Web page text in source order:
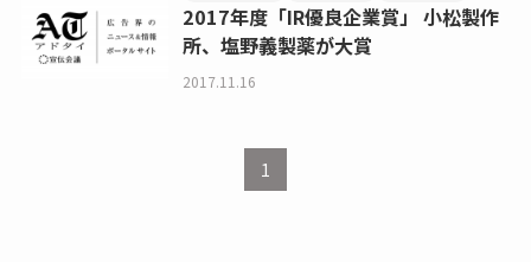
2017年度「IR優良企業賞」 小松製作
所、塩野義製薬が大賞
2017.11.16
1